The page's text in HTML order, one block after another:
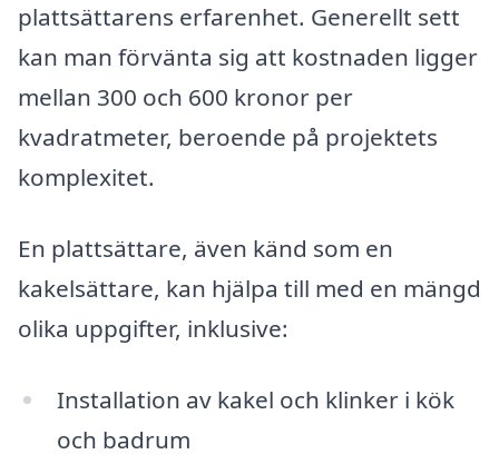
plattsättarens erfarenhet. Generellt sett
kan man förvänta sig att kostnaden ligger
mellan 300 och 600 kronor per
kvadratmeter, beroende på projektets
komplexitet.
En plattsättare, även känd som en
kakelsättare, kan hjälpa till med en mängd
olika uppgifter, inklusive:
Installation av kakel och klinker i kök
och badrum